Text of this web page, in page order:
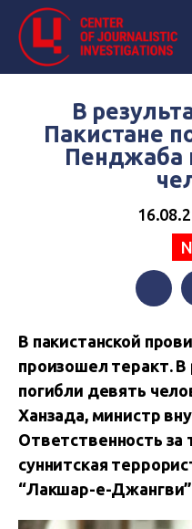
В
Пакистане
Пенджаба
В пакистанской
произошел теракт. В
погибли девять
Ханзада, министр
Ответственность за
суннитская
“Лакшар-е-